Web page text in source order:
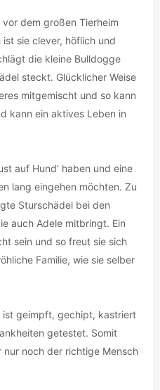
dem großen Tierheim
sie clever, höflich und
die kleine Bulldogge
steckt. Glücklicher Weise
mitgemischt und so kann
kann ein aktives Leben in
auf Hund' haben und eine
lang eingehen möchten. Zu
Sturschädel bei den
auch Adele mitbringt. Ein
sein und so freut sie sich
Familie, wie sie selber
ist geimpft, gechipt, kastriert
getestet. Somit
noch der richtige Mensch